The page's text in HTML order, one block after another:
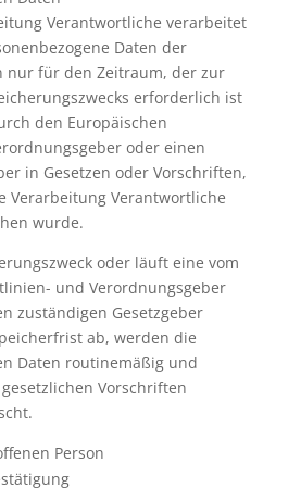
Verantwortliche verarbeitet
Daten der
nur für den Zeitraum, der zur
erforderlich ist
den Europäischen
oder einen
in Gesetzen oder Vorschriften,
Verarbeitung Verantwortliche
wurde.
oder läuft eine vom
und Verordnungsgeber
zuständigen Gesetzgeber
ab, werden die
Daten routinemäßig und
Vorschriften
Person